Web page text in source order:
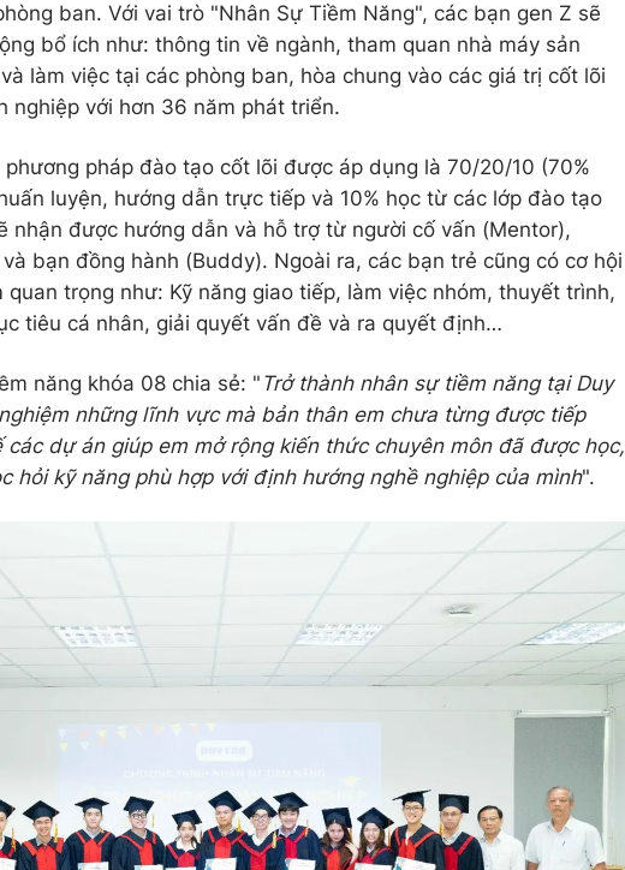
ban. Với vai trò "Nhân Sự Tiềm Năng", các bạn gen Z sẽ
bổ ích như: thông tin về ngành, tham quan nhà máy sản
làm việc tại các phòng ban, hòa chung vào các giá trị cốt lõi
nghiệp với hơn 36 năm phát triển.
pháp đào tạo cốt lõi được áp dụng là 70/20/10 (70%
luyện, hướng dẫn trực tiếp và 10% học từ các lớp đào tạo
nhận được hướng dẫn và hỗ trợ từ người cố vấn (Mentor),
bạn đồng hành (Buddy). Ngoài ra, các bạn trẻ cũng có cơ hội
trọng như: Kỹ năng giao tiếp, làm việc nhóm, thuyết trình,
tiêu cá nhân, giải quyết vấn đề và ra quyết định…
năng khóa 08 chia sẻ: " Trở thành nhân sự tiềm năng tại Duy
những lĩnh vực mà bản thân em chưa từng được tiếp
dự án giúp em mở rộng kiến thức chuyên môn đã được học,
hỏi kỹ năng phù hợp với định hướng nghề nghiệp của mình".